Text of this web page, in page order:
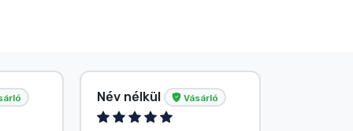
Név nélkül Vásárló